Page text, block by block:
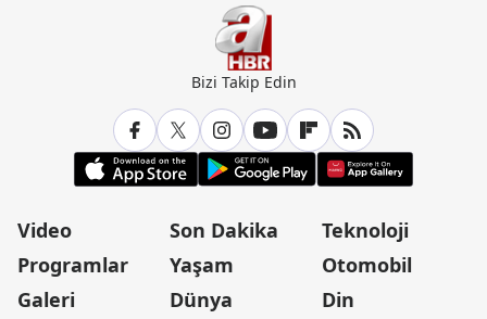
Bizi Takip Edin
Video
Programlar
Galeri
Son Dakika
Yaşam
Dünya
Teknoloji
Otomobil
Din